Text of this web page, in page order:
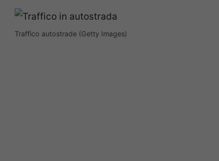
Traffico autostrade (Getty Images)